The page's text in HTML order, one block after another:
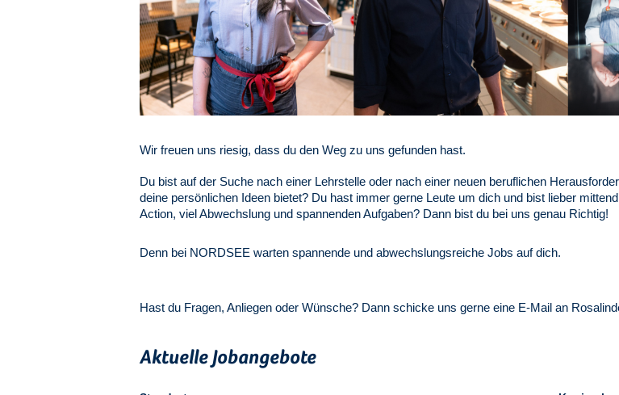
Wir freuen uns riesig, dass du den Weg zu uns gefunden hast.
Du bist auf der Suche nach einer Lehrstelle oder nach einer neuen beruflichen
deine persönlichen Ideen bietet? Du hast immer gerne Leute um dich und bist lieber
Action, viel Abwechslung und spannenden Aufgaben? Dann bist du bei uns genau Richtig!
Denn bei NORDSEE warten spannende und abwechslungsreiche Jobs auf dich.
Hast du Fragen, Anliegen oder Wünsche? Dann schicke uns gerne eine E-Mail an
Aktuelle Jobangebote